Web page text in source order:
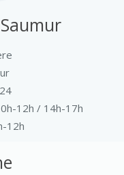
12h / 14h-17h
12h